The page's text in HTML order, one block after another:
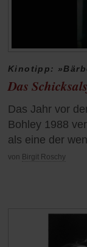
Kinotipp:
Das
Das Jahr vor
Bohley 1988
als eine der
von Birgit Roschy